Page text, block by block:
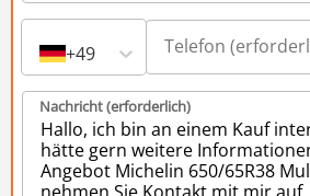
+49
Nachricht (erforderlich)